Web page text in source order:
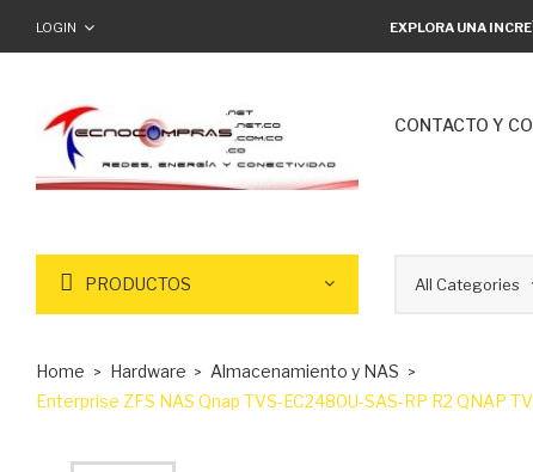
EXPLORA UNA
LOGIN
CONTACTO Y
PRODUCTOS
Home Hardware
Almacenamiento y NAS
Enterprise ZFS NAS Qnap TVS-EC2480U-SAS-RP R2 QNAP